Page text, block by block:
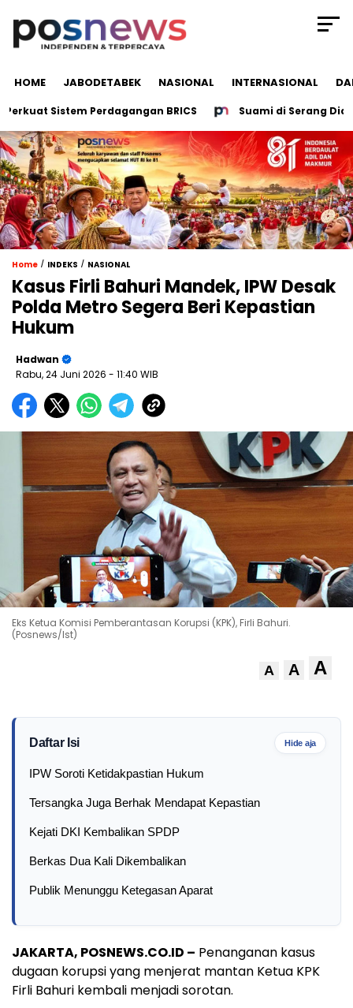
HOME JABODETABEK NASIONAL INTERNASIONAL
Sistem Perdagangan BRICS Suami di Serang Diduga
Home / INDEKS / NASIONAL
Kasus Firli Bahuri Mandek, IPW Desak
Polda Metro Segera Beri Kepastian
Hukum
Hadwan
Rabu, 24 Juni 2026 - 11:40 WIB
Eks Ketua Komisi Pemberantasan Korupsi (KPK), Firli Bahuri.
(Posnews/Ist)
A A A
Daftar Isi Hide aja
IPW Soroti Ketidakpastian Hukum
Tersangka Juga Berhak Mendapat Kepastian
Kejati DKI Kembalikan SPDP
Berkas Dua Kali Dikembalikan
Publik Menunggu Ketegasan Aparat
JAKARTA, POSNEWS.CO.ID – Penanganan kasus
dugaan korupsi yang menjerat mantan Ketua KPK
Firli Bahuri kembali menjadi sorotan.